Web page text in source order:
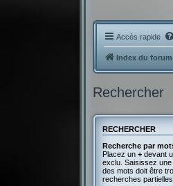
Accès rapide
Index du forum
Rechercher
RECHERCHER
Recherche par
Placez un+ devant
exclu. Saisissez
des mots doit être
recherches partielles.